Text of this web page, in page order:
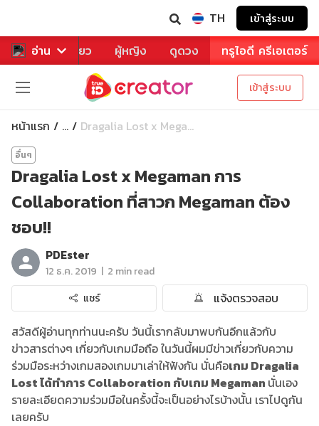
TH เข้าสู่ระบบ
อ่าน
หาร ท่องเที่ยว ผู้หญิง ดูดวง ทรูไอดี ครีเอเตอร์
เข้าสู่ระบบ
หน้าแรก ... Dragalia Lost x Mega...
อื่นๆ
Dragalia Lost x Megaman การ
Collaboration ที่สาวก Megaman ต้อง
ชอบ!!
PDEster
12 ธ.ค. 2019 | 2 min read
แชร์
แจ้งตรวจสอบ
สวัสดีผู้อ่านทุกท่านนะครับ วันนี้เรากลับมาพบกันอีกแล้วกับ
ข่าวสารต่างๆ เกี่ยวกับเกมมือถือ ในวันนี้ผมมีข่าวเกี่ยวกับความ
ร่วมมือระหว่างเกมสองเกมมาเล่าให้ฟังกัน นั่นคือเกม Dragalia
Lost ได้ทำการ Collaboration กับเกม Megaman นั่นเอง
รายละเอียดความร่วมมือในครั้งนี้จะเป็นอย่างไรบ้างนั้น เราไปดูกัน
เลยครับ